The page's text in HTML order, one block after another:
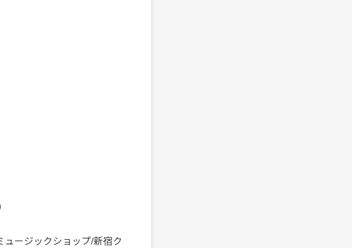
ージックショップ/新宿ク